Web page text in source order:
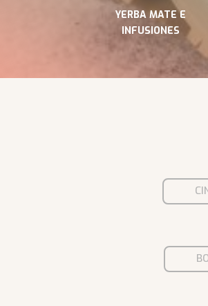
YERBA MATE E
INFUSIONES